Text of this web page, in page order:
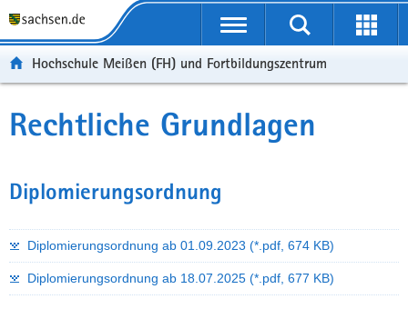
Portalübergreifende
Hochschule Meißen (FH) und Fortbildungszentrum
Rechtliche Grundlagen
Diplomierungsordnung
Diplomierungsordnung ab 01.09.2023 (*.pdf, 674 KB)
Diplomierungsordnung ab 18.07.2025 (*.pdf, 677 KB)